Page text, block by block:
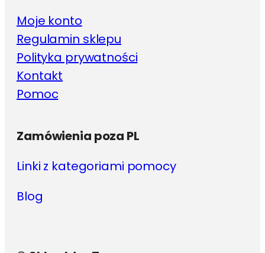
Moje konto
Regulamin sklepu
Polityka prywatności
Kontakt
Pomoc
Zamówienia poza PL
Linki z kategoriami pomocy
Blog